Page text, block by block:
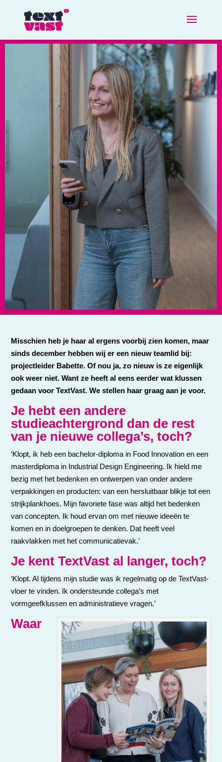
Misschien heb je haar al ergens voorbij zien komen, maar
sinds december hebben wij er een nieuw teamlid bij:
projectleider Babette. Of nou ja, zo nieuw is ze eigenlijk
ook weer niet. Want ze heeft al eens eerder wat klussen
gedaan voor TextVast. We stellen haar graag aan je voor.
Je hebt een andere
studieachtergrond dan de rest
van je nieuwe collega’s, toch?
‘Klopt, ik heb een bachelor-diploma in Food Innovation en een
masterdiploma in Industrial Design Engineering. Ik hield me
bezig met het bedenken en ontwerpen van onder andere
verpakkingen en producten: van een hersluitbaar blikje tot een
strijkplankhoes. Mijn favoriete fase was altijd het bedenken
van concepten. Ik houd ervan om met nieuwe ideeën te
komen en in doelgroepen te denken. Dat heeft veel
raakvlakken met het communicatievak.’
Je kent TextVast al langer, toch?
‘Klopt. Al tijdens mijn studie was ik regelmatig op de TextVast-
vloer te vinden. Ik ondersteunde collega’s met
vormgeefklussen en administratieve vragen.’
Waar